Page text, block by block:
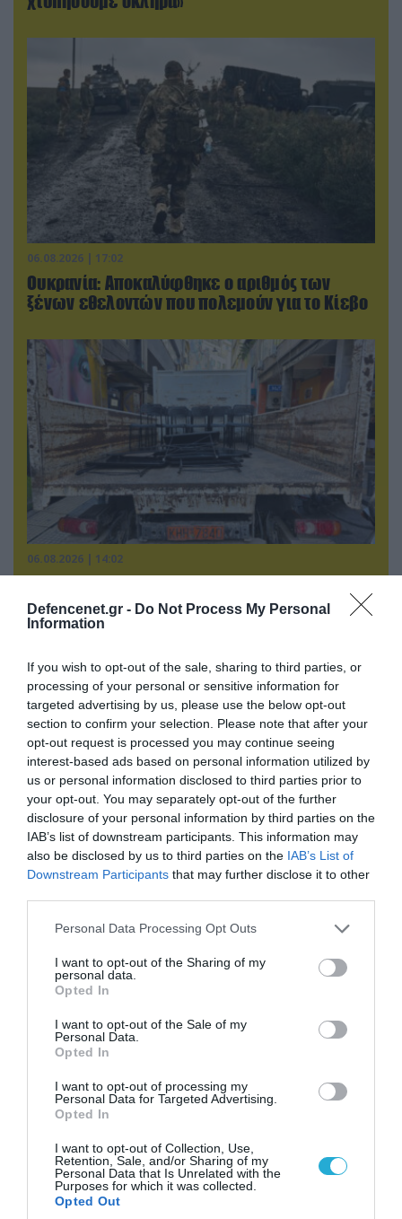
Defencenet.gr - Do Not Process My Personal
Information
If you wish to opt-out of the sale, sharing to third parties, or
processing of your personal or sensitive information for
targeted advertising by us, please use the below opt-out
section to confirm your selection. Please note that after your
opt-out request is processed you may continue seeing
interest-based ads based on personal information utilized by
us or personal information disclosed to third parties prior to
your opt-out. You may separately opt-out of the further
disclosure of your personal information by third parties on the
IAB’s list of downstream participants. This information may
also be disclosed by us to third parties on the IAB’s List of
Downstream Participants that may further disclose it to other
Please note that this website/app uses one or more Google
not limited to your visit or usage behaviour. You may click to
grant or deny consent to Google and its third-party tags to
use your data for below specified purposes in below Google
consent section.
Personal Data Processing Opt Outs
I want to opt-out of the Sharing of my
personal data.
Opted In
I want to opt-out of the Sale of my
Personal Data.
Opted In
I want to opt-out of processing my
Personal Data for Targeted Advertising.
Opted In
I want to opt-out of Collection, Use,
Retention, Sale, and/or Sharing of my
Personal Data that Is Unrelated with the
Purposes for which it was collected.
Opted Out
06.08.2026 | 17:02
Ουκρανία: Αποκαλύφθηκε ο αριθμός των
ξένων εθελοντών που πολεμούν για το Κίεβο
06.08.2026 | 14:02
Αθήνα: Απομακρύνθηκαν παράνομα
αντικείμενα από κοινόχρηστους χώρους
06.08.2026 | 09:02
ΗΠΑ: Nέα στοιχεία για το περιστατικό με το
προεδρικό ελικόπτερο Marine One – Βρέθηκε